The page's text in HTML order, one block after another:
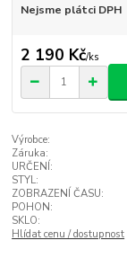
Nejsme plátci DPH
2 190 Kč/ks
Výrobce:
Záruka:
URČENÍ:
STYL:
ZOBRAZENÍ ČASU:
POHON:
SKLO:
Hlídat cenu / dostupnost